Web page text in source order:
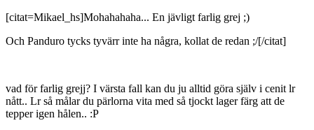
[citat=Mikael_hs]Mohahahaha... En jävligt farlig grej ;)
Och Panduro tycks tyvärr inte ha några, kollat de redan ;/[/citat]
vad för farlig grejj? I värsta fall kan du ju alltid göra själv i cenit lr
nått.. Lr så målar du pärlorna vita med så tjockt lager färg att de
tepper igen hålen.. :P